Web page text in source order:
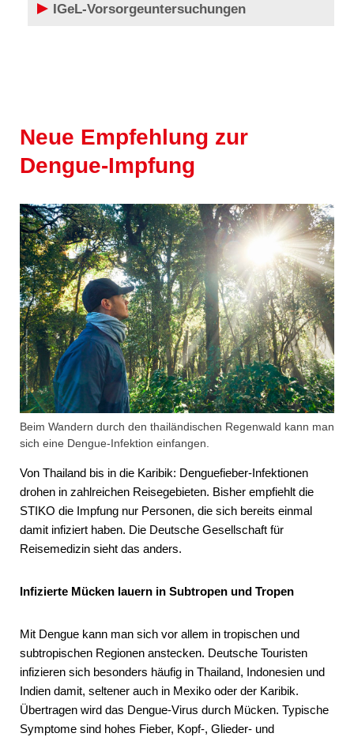
IGeL-Vorsorgeuntersuchungen
Neue Empfehlung zur
Dengue-Impfung
Beim Wandern durch den thailändischen Regenwald kann man
sich eine Dengue-Infektion einfangen.
Von Thailand bis in die Karibik: Denguefieber-Infektionen
drohen in zahlreichen Reisegebieten. Bisher empfiehlt die
STIKO die Impfung nur Personen, die sich bereits einmal
damit infiziert haben. Die Deutsche Gesellschaft für
Reisemedizin sieht das anders.
Infizierte Mücken lauern in Subtropen und Tropen
Mit Dengue kann man sich vor allem in tropischen und
subtropischen Regionen anstecken. Deutsche Touristen
infizieren sich besonders häufig in Thailand, Indonesien und
Indien damit, seltener auch in Mexiko oder der Karibik.
Übertragen wird das Dengue-Virus durch Mücken. Typische
Symptome sind hohes Fieber, Kopf-, Glieder- und